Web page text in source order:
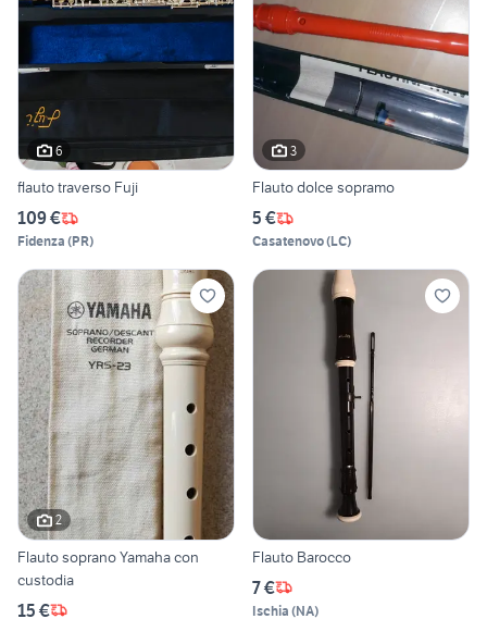
6
flauto traverso Fuji
109 €
Fidenza (PR)
3
Flauto dolce sopramo
5 €
Casatenovo(LC)
2
Flauto soprano Yamaha con
custodia
15 €
Flauto Barocco
7 €
Ischia (NA)